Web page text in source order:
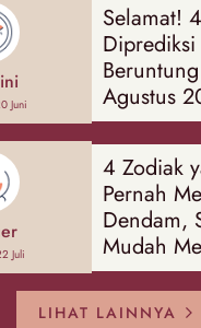
Juni
Selamat!
Diprediksi
Agustus
Juli
4 Zodiak
Pernah
Dendam,
Mudah
LIHAT LAINNYA